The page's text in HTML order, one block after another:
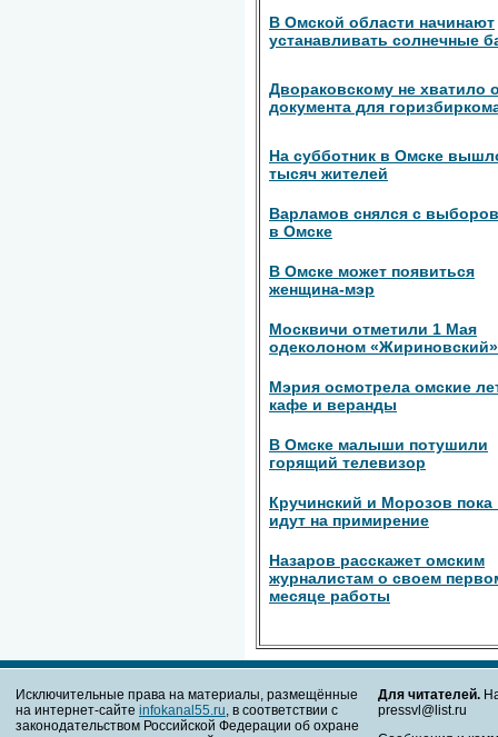
В Омской области начинают
устанавливать солнечные
Двораковскому не хватило
документа для
На субботник в Омске
тысяч жителей
Варламов снялся с
в Омске
В Омске может появиться
женщина-мэр
Москвичи отметили 1 Мая
одеколоном «Жириновский»
Мэрия осмотрела омские
кафе и веранды
В Омске малыши потушили
горящий телевизор
Кручинский и Морозов пока
идут на примирение
Назаров расскажет омским
журналистам о своем
месяце работы
Исключительные права на материалы, размещённые
на интернет-сайте infokanal55.ru , в соответствии с
законодательством Российской Федерации об охране
Для читателей.
pressvl@list.ru